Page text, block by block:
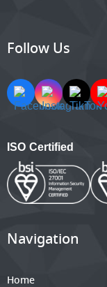
Follow Us
ISO Certified
Navigation
Home